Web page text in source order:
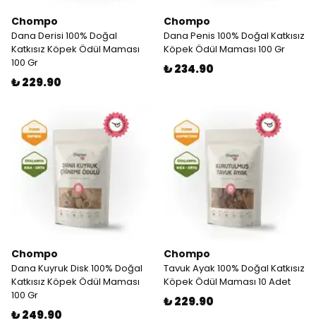
Chompo
Dana Derisi 100% Doğal
Katkısız Köpek Ödül Maması
100 Gr
₺ 229.90
Chompo
Dana Penis 100% Doğal Katkısız
Köpek Ödül Maması 100 Gr
₺ 234.90
Chompo
Dana Kuyruk Disk 100% Doğal
Katkısız Köpek Ödül Maması
100 Gr
₺ 249.90
Chompo
Tavuk Ayak 100% Doğal Katkısız
Köpek Ödül Maması 10 Adet
₺ 229.90